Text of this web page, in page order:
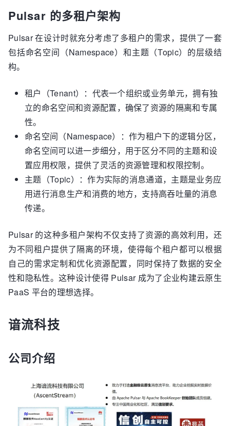
Pulsar 的多租户架构
Pulsar 在设计时就充分考虑了多租户的需求，提供了一套
包括命名空间（Namespace）和主题（Topic）的层级结
构。
租户（Tenant）：代表一个组织或业务单元，拥有独
立的命名空间和资源配置，确保了资源的隔离和专属
性。
命名空间（Namespace）：作为租户下的逻辑分区，
命名空间可以进一步细分，用于区分不同的主题和设
置应用权限，提供了灵活的资源管理和权限控制。
主题（Topic）：作为实际的消息通道，主题是业务应
用进行消息生产和消费的地方，支持高吞吐量的消息
传递。
Pulsar 的这种多租户架构不仅支持了资源的高效利用，还
为不同租户提供了隔离的环境，使得每个租户都可以根据
自己的需求定制和优化资源配置，同时保持了数据的安全
性和隐私性。这种设计使得 Pulsar 成为了企业构建云原生
PaaS 平台的理想选择。
谙流科技
公司介绍